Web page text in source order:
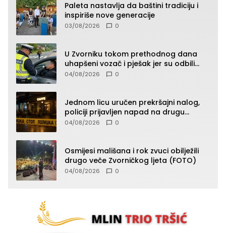
Paleta nastavlja da baštini tradiciju i
inspiriše nove generacije
03/08/2026 0
U Zvorniku tokom prethodnog dana
uhapšeni vozač i pješak jer su odbili
testiranje na prisustvo droge
04/08/2026 0
Jednom licu uručen prekršajni nalog,
policiji prijavljen napad na drugu
osobu!?
04/08/2026 0
Osmijesi mališana i rok zvuci obilježili
drugo veče Zvorničkog ljeta (FOTO)
04/08/2026 0